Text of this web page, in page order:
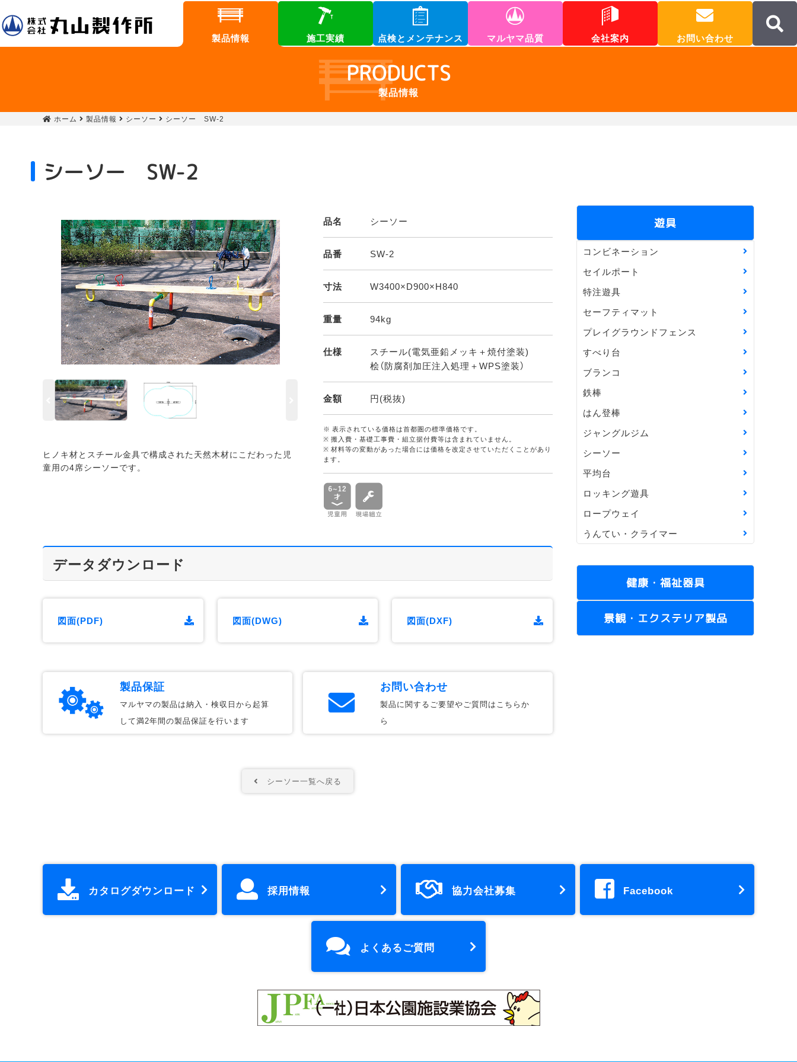
製品情報 施工実績 点検とメンテナンス マルヤマ品質 会社案内 お問い合わせ
PRODUCTS
製品情報
ホーム 製品情報 シーソー シーソー SW-2
シーソー SW-2
ヒノキ材とスチール金具で構成された天然木材にこだわった児
童用の4席シーソーです。
品名 シーソー
品番 SW-2
寸法 W3400×D900×H840
重量 94kg
仕様
スチール(電気亜鉛メッキ＋焼付塗装)
桧（防腐剤加圧注入処理＋WPS塗装）
金額 円(税抜)
※ 表示されている価格は首都圏の標準価格です。
※ 搬入費・基礎工事費・組立据付費等は含まれていません。
※ 材料等の変動があった場合には価格を改定させていただくことがあり
ます。
データダウンロード
図面(PDF) 図面(DWG) 図面(DXF)
製品保証
マルヤマの製品は納入・検収日から起算
して満2年間の製品保証を行います
お問い合わせ
製品に関するご要望やご質問はこちらか
ら
シーソー一覧へ戻る
遊具
コンビネーション
セイルポート
特注遊具
セーフティマット
プレイグラウンドフェンス
すべり台
ブランコ
鉄棒
はん登棒
ジャングルジム
シーソー
平均台
ロッキング遊具
ロープウェイ
うんてい・クライマー
健康・福祉器具
景観・エクステリア製品
カタログダウンロード 採用情報 協力会社募集 Facebook
よくあるご質問